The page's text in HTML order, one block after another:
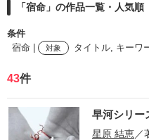
「宿命」の作品一覧・人気順
条件
宿命 |
対象 タイトル, キーワ
検索ワード
43件
早河シリー
星原 結恵／